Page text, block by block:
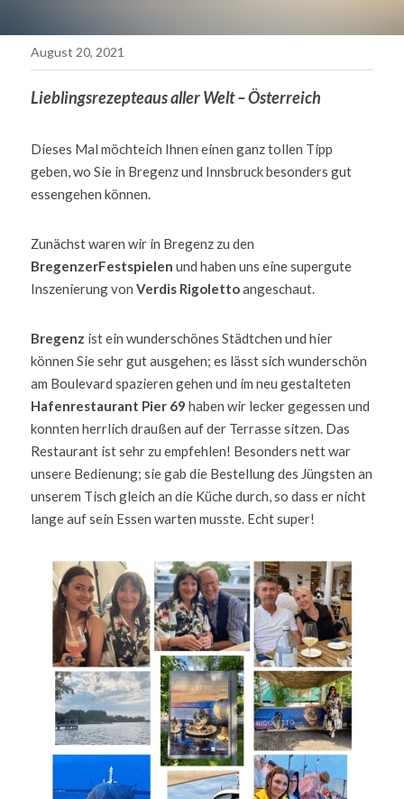
August 20, 2021
Lieblingsrezepteaus aller Welt – Österreich
Dieses Mal möchteich Ihnen einen ganz tollen Tipp
geben, wo Sie in Bregenz und Innsbruck besonders gut
essengehen können.
BregenzerFestspielen und haben uns eine supergute
Inszenierung von Verdis Rigoletto angeschaut.
Bregenz ist ein wunderschönes Städtchen und hier
können Sie sehr gut ausgehen; es lässt sich wunderschön
am Boulevard spazieren gehen und im neu gestalteten
Hafenrestaurant Pier 69 haben wir lecker gegessen und
konnten herrlich draußen auf der Terrasse sitzen. Das
Restaurant ist sehr zu empfehlen! Besonders nett war
unsere Bedienung; sie gab die Bestellung des Jüngsten an
unserem Tisch gleich an die Küche durch, so dass er nicht
lange auf sein Essen warten musste. Echt super!